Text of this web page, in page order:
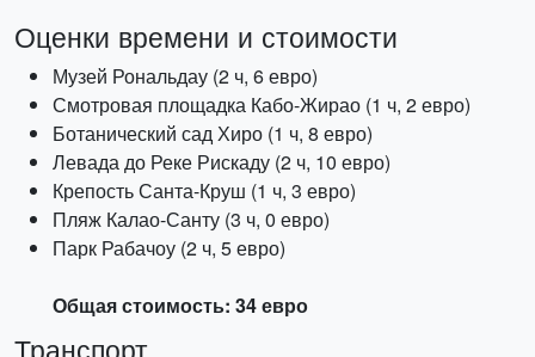
Оценки времени и стоимости
Музей Рональдау (2 ч, 6 евро)
Смотровая площадка Кабо-Жирао (1 ч, 2 евро)
Ботанический сад Хиро (1 ч, 8 евро)
Левада до Реке Рискаду (2 ч, 10 евро)
Крепость Санта-Круш (1 ч, 3 евро)
Пляж Калао-Санту (3 ч, 0 евро)
Парк Рабачоу (2 ч, 5 евро)
Общая стоимость: 34 евро
Транспорт